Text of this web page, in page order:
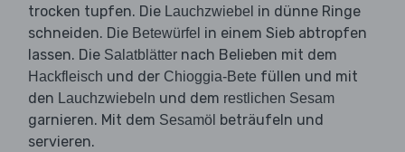
trocken tupfen. Die Lauchzwiebel in dünne Ringe
schneiden. Die Betewürfel in einem Sieb abtropfen
lassen. Die Salatblätter nach Belieben mit dem
Hackfleisch und der Chioggia-Bete füllen und mit
den Lauchzwiebeln und dem restlichen Sesam
garnieren. Mit dem Sesamöl beträufeln und
servieren.